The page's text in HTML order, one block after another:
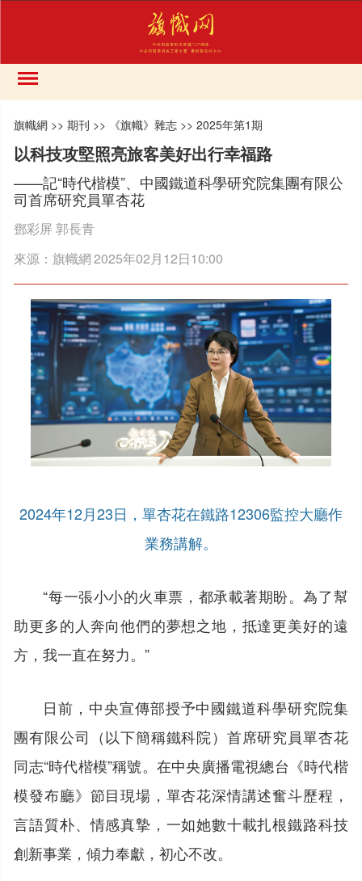
旗幟網 >>期刊 >> 《旗幟》雜志 >>2025年第1期
以科技攻堅照亮旅客美好出行幸福路
——記“時代楷模”、中國鐵道科學研究院集團有限公
司首席研究員單杏花
鄧彩屏 郭長青
來源：旗幟網2025年02月12日10:00
2024年12月23日，單杏花在鐵路12306監控大廳作
業務講解。
“每一張小小的火車票，都承載著期盼。為了幫
助更多的人奔向他們的夢想之地，抵達更美好的遠
方，我一直在努力。”
日前，中央宣傳部授予中國鐵道科學研究院集
團有限公司（以下簡稱鐵科院）首席研究員單杏花
同志“時代楷模”稱號。在中央廣播電視總台《時代楷
模發布廳》節目現場，單杏花深情講述奮斗歷程，
言語質朴、情感真摯，一如她數十載扎根鐵路科技
創新事業，傾力奉獻，初心不改。